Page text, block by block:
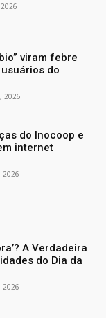
viram febre
do
2026
do Inocoop e
internet
2026
A Verdadeira
do Dia da
2026